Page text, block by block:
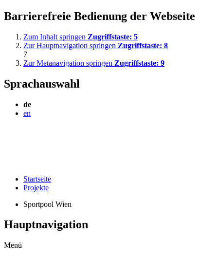
Barrierefreie Bedienung der Webseite
Zum Inhalt springen Zugriffstaste: 5
Zur Hauptnavigation springen Zugriffstaste: 8
7
Zur Metanavigation springen Zugriffstaste: 9
Sprachauswahl
de
en
Startseite
Projekte
Sportpool Wien
Hauptnavigation
Menü